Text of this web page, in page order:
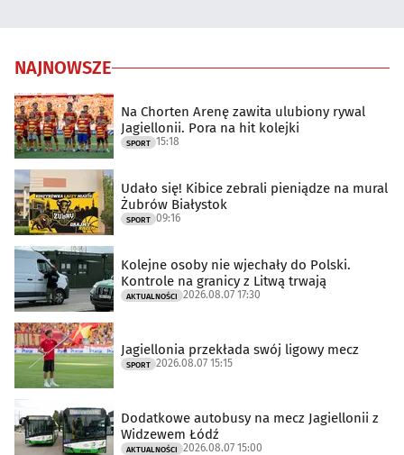
NAJNOWSZE
Na Chorten Arenę zawita ulubiony rywal
Jagiellonii. Pora na hit kolejki
SPORT 15:18
Udało się! Kibice zebrali pieniądze na mural
Żubrów Białystok
SPORT 09:16
Kolejne osoby nie wjechały do Polski.
Kontrole na granicy z Litwą trwają
AKTUALNOŚCI 2026.08.07 17:30
Jagiellonia przekłada swój ligowy mecz
SPORT 2026.08.07 15:15
Dodatkowe autobusy na mecz Jagiellonii z
Widzewem Łódź
AKTUALNOŚCI 2026.08.07 15:00